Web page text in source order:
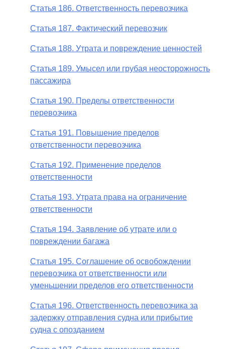
Статья 186. Ответственность перевозчика
Статья 187. Фактический перевозчик
Статья 188. Утрата и повреждение ценностей
Статья 189. Умысел или грубая неосторожность
пассажира
Статья 190. Пределы ответственности
перевозчика
Статья 191. Повышение пределов
ответственности перевозчика
Статья 192. Применение пределов
ответственности
Статья 193. Утрата права на ограничение
ответственности
Статья 194. Заявление об утрате или о
повреждении багажа
Статья 195. Соглашение об освобождении
перевозчика от ответственности или
уменьшении пределов его ответственности
Статья 196. Ответственность перевозчика за
задержку отправления судна или прибытие
судна с опозданием